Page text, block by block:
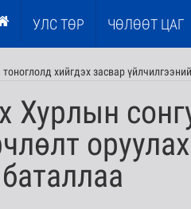
УЛС ТӨР ЧӨЛӨӨТ ЦАГ
хийгдэх засвар